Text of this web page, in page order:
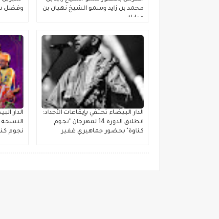
محمد بن زايد وسمو الشيخ نهيان بن
مبارك
وفضل
الدار البيضاء تحتفي بإيقاعات الأجداد:
انطلاق الدورة 14 لمهرجان "نجوم
كناوة" بحضور جماهيري غفير
الدار
النسخة
نجوم